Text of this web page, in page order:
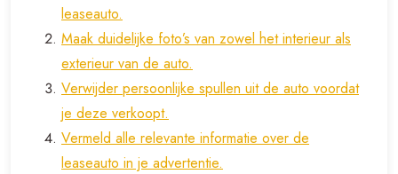
leaseauto.
Maak duidelijke foto’s van zowel het interieur als
exterieur van de auto.
Verwijder persoonlijke spullen uit de auto voordat
je deze verkoopt.
Vermeld alle relevante informatie over de
leaseauto in je advertentie.